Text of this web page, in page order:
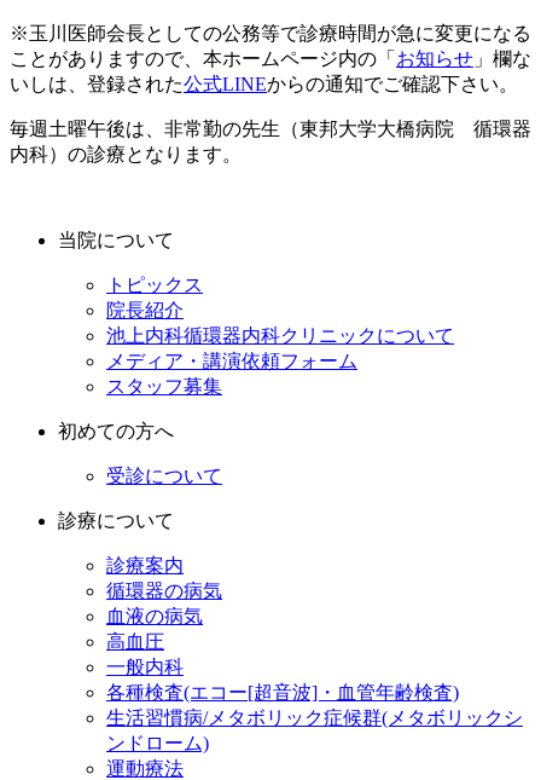
※玉川医師会長としての公務等で診療時間が急に変更になる
ことがありますので、本ホームページ内の「 お知らせ 」欄な
いしは、登録された公式LINEからの通知でご確認下さい。
毎週土曜午後は、非常勤の先生（東邦大学大橋病院 循環器
内科）の診療となります。
当院について
トピックス
院長紹介
池上内科循環器内科クリニックについて
メディア・講演依頼フォーム
スタッフ募集
初めての方へ
受診について
診療について
診療案内
循環器の病気
血液の病気
高血圧
一般内科
各種検査(エコー[超音波]・血管年齢検査)
生活習慣病/メタボリック症候群(メタボリックシ
ンドローム)
運動療法